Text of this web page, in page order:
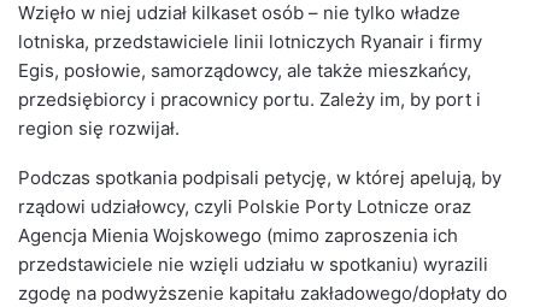
Wzięło w niej udział kilkaset osób – nie tylko władze
lotniska, przedstawiciele linii lotniczych Ryanair i firmy
Egis, posłowie, samorządowcy, ale także mieszkańcy,
przedsiębiorcy i pracownicy portu. Zależy im, by port i
region się rozwijał.
Podczas spotkania podpisali petycję, w której apelują, by
rządowi udziałowcy, czyli Polskie Porty Lotnicze oraz
Agencja Mienia Wojskowego (mimo zaproszenia ich
przedstawiciele nie wzięli udziału w spotkaniu) wyrazili
zgodę na podwyższenie kapitału zakładowego/dopłaty do